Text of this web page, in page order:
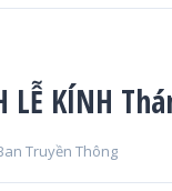
LỄ KÍNH
Truyền Thông